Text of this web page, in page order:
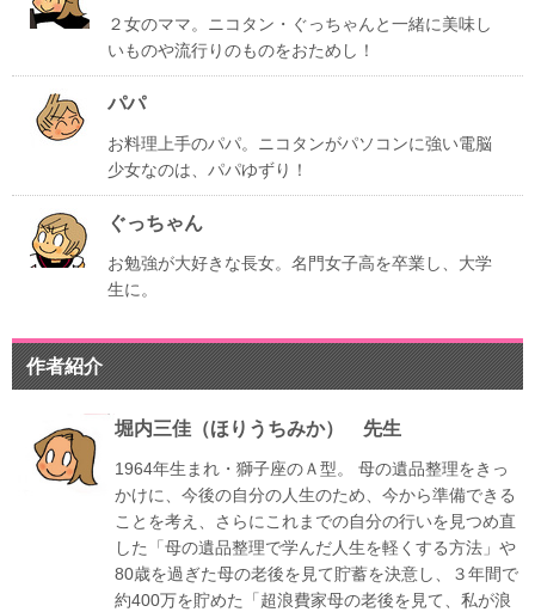
２女のママ。ニコタン・ぐっちゃんと一緒に美味し
いものや流行りのものをおためし！
パパ
お料理上手のパパ。ニコタンがパソコンに強い電脳
少女なのは、パパゆずり！
ぐっちゃん
お勉強が大好きな長女。名門女子高を卒業し、大学
生に。
作者紹介
堀内三佳（ほりうちみか） 先生
1964年生まれ・獅子座のＡ型。
母の遺品整理をきっ
かけに、今後の自分の人生のため、今から準備できる
ことを考え、さらにこれまでの自分の行いを見つめ直
した「母の遺品整理で学んだ人生を軽くする方法」や
80歳を過ぎた母の老後を見て貯蓄を決意し、３年間で
約400万を貯めた「超浪費家母の老後を見て、私が浪